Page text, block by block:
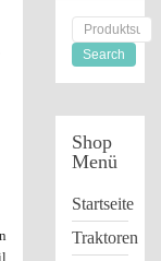
Shop
Menü
Startseite
Traktoren